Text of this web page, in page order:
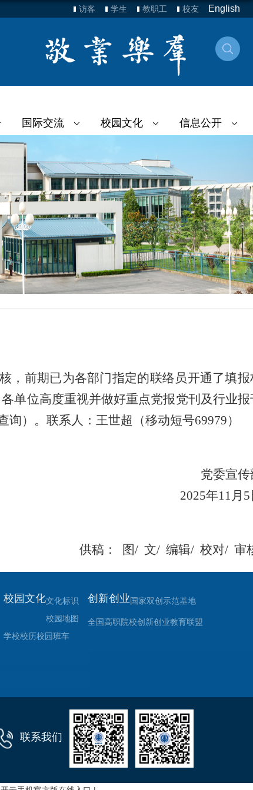
访客 学生 教职工 校友 English
国际交流 校园文化 信息公开
，前期已为各部门指定的联络员开通了填报
单位高度重视并做好重点党报党刊及行业报
）。联系人：王世超（移动短号69979）
党委宣传
2025年11月
供稿： 图/ 文/ 编辑/ 校对/ 审
校园文化文化标识
校园地图
学校校历校园班车
创新创业 国家双创示范基地
全国高职院校创新创业教育联盟
联系我们